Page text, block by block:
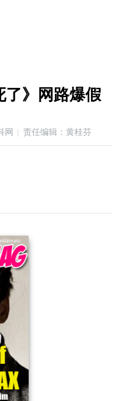
了》网路爆假
网 责任编辑：黄桂芬